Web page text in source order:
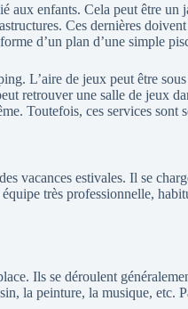
enfants. Cela peut être
Ces dernières
d’un plan d’une simple
L’aire de jeux peut être
retrouver une salle de jeux
Toutefois, ces services sont
vacances estivales. Il se
très professionnelle,
Ils se déroulent
la peinture, la musique,